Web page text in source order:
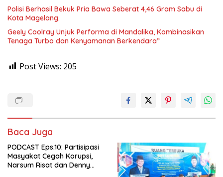
Polisi Berhasil Bekuk Pria Bawa Seberat 4,46 Gram Sabu di
Kota Magelang.
Geely Coolray Unjuk Performa di Mandalika, Kombinasikan
Tenaga Turbo dan Kenyamanan Berkendara”
Post Views: 205
Baca Juga
PODCAST Eps.10: Partisipasi
Masyakat Cegah Korupsi,
Narsum Risat dan Denny